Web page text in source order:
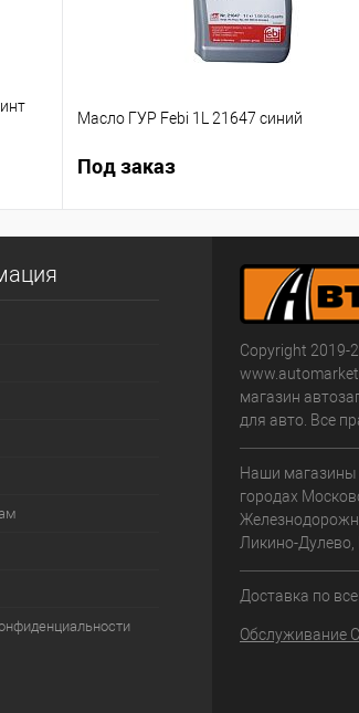
Масло ГУР Febi 1L 21647 синий
Под заказ
Copyright 2019-
магазин
для авто. Все
Наши магазины
городах
Ликино-
Доставка по
Обслуживание